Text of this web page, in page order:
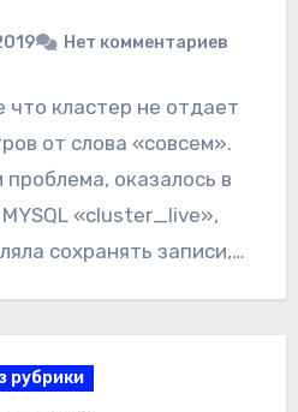
Нет комментариев
что кластер не отдает
от слова «совсем».
проблема, оказалось в
«cluster_live»,
сохранять записи,
рубрики